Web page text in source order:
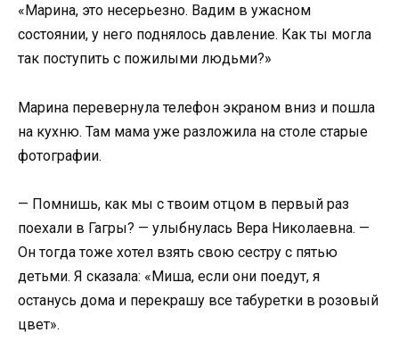
«Марина, это несерьезно. Вадим в ужасном
состоянии, у него поднялось давление. Как ты могла
так поступить с пожилыми людьми?»
Марина перевернула телефон экраном вниз и пошла
на кухню. Там мама уже разложила на столе старые
фотографии.
— Помнишь, как мы с твоим отцом в первый раз
поехали в Гагры? — улыбнулась Вера Николаевна. —
Он тогда тоже хотел взять свою сестру с пятью
детьми. Я сказала: «Миша, если они поедут, я
останусь дома и перекрашу все табуретки в розовый
цвет».